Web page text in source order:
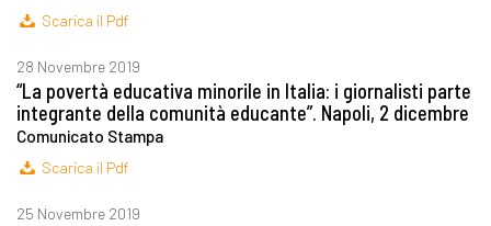
Scarica il Pdf
28 Novembre 2019
“La povertà educativa minorile in Italia: i giornalisti parte
integrante della comunità educante”. Napoli, 2 dicembre
Comunicato Stampa
Scarica il Pdf
25 Novembre 2019